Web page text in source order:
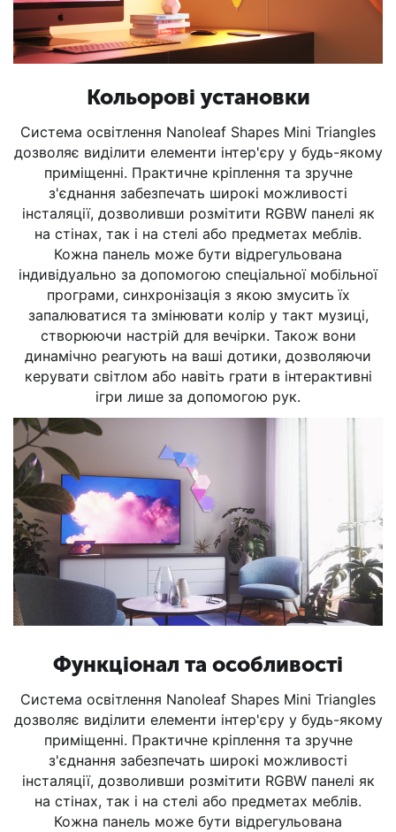
Кольорові установки
Система освітлення Nanoleaf Shapes Mini Triangles
дозволяє виділити елементи інтер'єру у будь-якому
приміщенні. Практичне кріплення та зручне
з'єднання забезпечать широкі можливості
інсталяції, дозволивши розмітити RGBW панелі як
на стінах, так і на стелі або предметах меблів.
Кожна панель може бути відрегульована
індивідуально за допомогою спеціальної мобільної
програми, синхронізація з якою змусить їх
запалюватися та змінювати колір у такт музиці,
створюючи настрій для вечірки. Також вони
динамічно реагують на ваші дотики, дозволяючи
керувати світлом або навіть грати в інтерактивні
ігри лише за допомогою рук.
Функціонал та особливості
Система освітлення Nanoleaf Shapes Mini Triangles
дозволяє виділити елементи інтер'єру у будь-якому
приміщенні. Практичне кріплення та зручне
з'єднання забезпечать широкі можливості
інсталяції, дозволивши розмітити RGBW панелі як
на стінах, так і на стелі або предметах меблів.
Кожна панель може бути відрегульована